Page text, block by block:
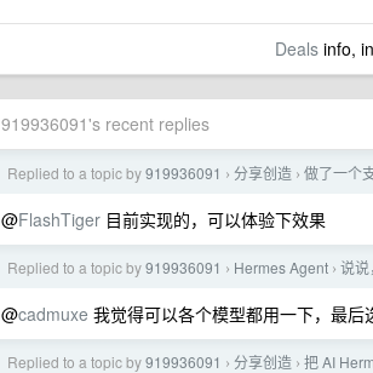
Dealsinfo,
919936091's recent replies
Replied to a topic by919936091 › 分享创造 › 做了一个
@FlashTiger 目前实现的，可以体验下效果
Replied to a topic by919936091 › Hermes Agent › 说说
@cadmuxe 我觉得可以各个模型都用一下，最后
Replied to a topic by919936091 › 分享创造 › 把 AI